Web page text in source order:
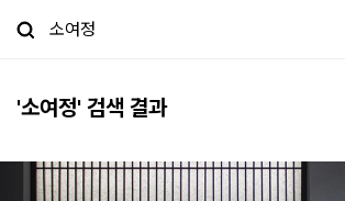
'소여정' 검색 결과